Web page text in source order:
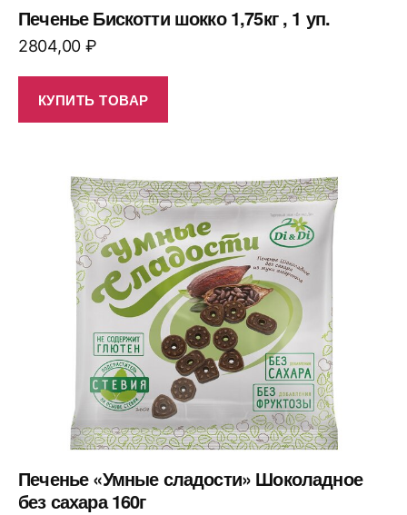
Печенье Бискотти шокко 1,75кг , 1 уп.
2804,00 ₽
КУПИТЬ ТОВАР
Печенье «Умные сладости» Шоколадное
без сахара 160г